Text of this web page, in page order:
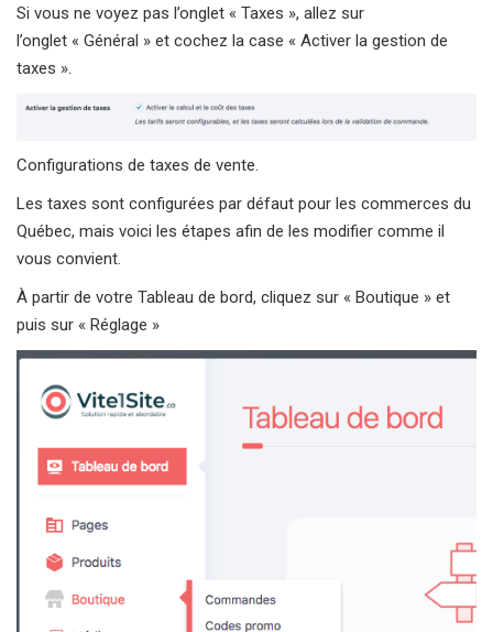
Si vous ne voyez pas l’onglet « Taxes », allez sur
l’onglet « Général » et cochez la case « Activer la gestion de
taxes ».
Configurations de taxes de vente.
Les taxes sont configurées par défaut pour les commerces du
Québec, mais voici les étapes afin de les modifier comme il
vous convient.
À partir de votre Tableau de bord, cliquez sur « Boutique » et
puis sur « Réglage »